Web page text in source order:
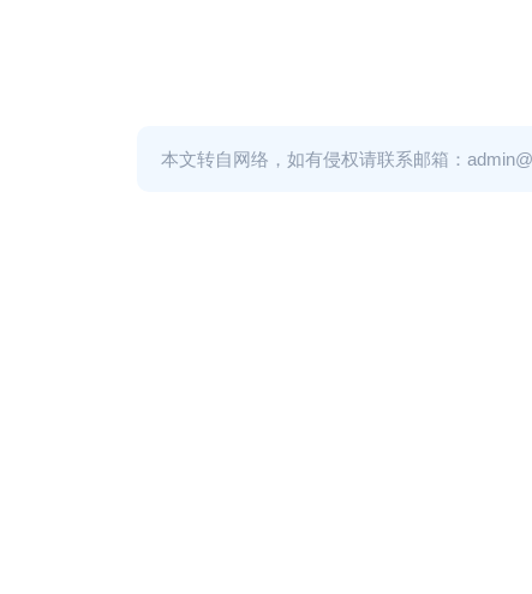
本文转自网络，如有侵权请联系邮箱：